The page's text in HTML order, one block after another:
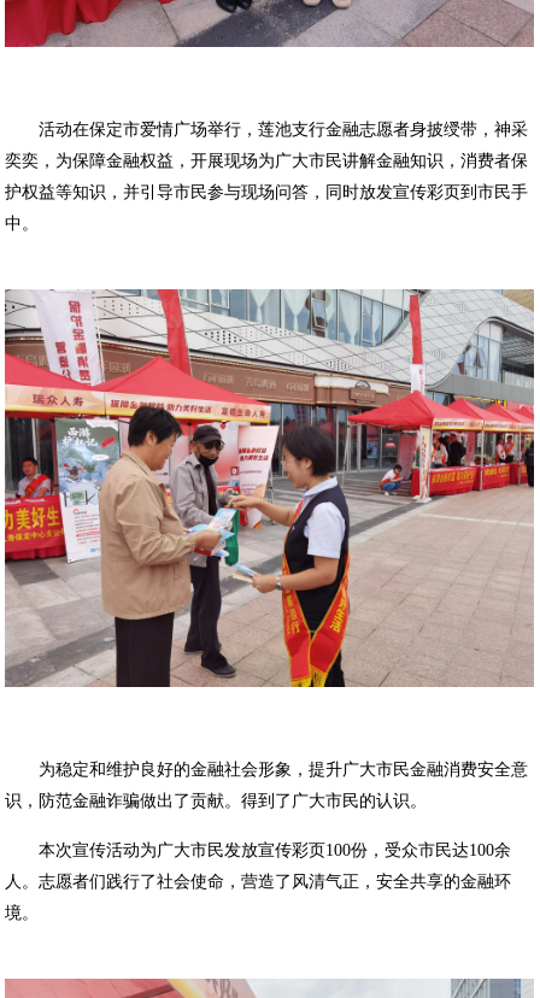
活动在保定市爱情广场举行，莲池支行金融志愿者身披绶带，神采
奕奕，为保障金融权益，开展现场为广大市民讲解金融知识，消费者保
护权益等知识，并引导市民参与现场问答，同时放发宣传彩页到市民手
中。
为稳定和维护良好的金融社会形象，提升广大市民金融消费安全意
识，防范金融诈骗做出了贡献。得到了广大市民的认识。
本次宣传活动为广大市民发放宣传彩页100份，受众市民达100余
人。志愿者们践行了社会使命，营造了风清气正，安全共享的金融环
境。